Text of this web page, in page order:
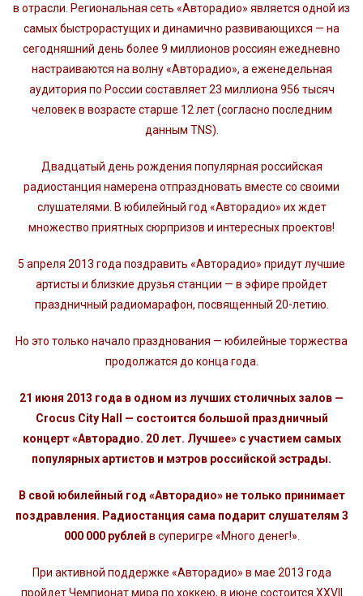
в отрасли. Региональная сеть «Авторадио» является одной из
самых быстрорастущих и динамично развивающихся — на
сегодняшний день более 9 миллионов россиян ежедневно
настраиваются на волну «Авторадио», а еженедельная
аудитория по России составляет 23 миллиона 956 тысяч
человек в возрасте старше 12 лет (согласно последним
данным TNS).
Двадцатый день рождения популярная российская
радиостанция намерена отпраздновать вместе со своими
слушателями. В юбилейный год «Авторадио» их ждет
множество приятных сюрпризов и интересных проектов!
5 апреля 2013 года поздравить «Авторадио» придут лучшие
артисты и близкие друзья станции — в эфире пройдет
праздничный радиомарафон, посвященный 20-летию.
Но это только начало празднования — юбилейные торжества
продолжатся до конца года.
21 июня 2013 года в одном из лучших столичных залов —
Crocus City Hall — состоится большой праздничный
концерт «Авторадио. 20 лет. Лучшее» с участием самых
популярных артистов и мэтров российской эстрады.
В свой юбилейный год «Авторадио» не только принимает
поздравления. Радиостанция сама подарит слушателям 3
000 000 рублей в суперигре «Много денег!».
При активной поддержке «Авторадио» в мае 2013 года
пройдет Чемпионат мира по хоккею, в июне состоится XXVII